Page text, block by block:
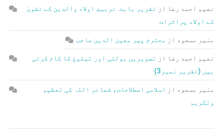
نعیم احمد رضا از تقریر بابت تربیتِ اولاد والدین کے تقویٰ
کے اولاد پراثرات
منیر مسعود از محترم پیر معین الدین صاحب
نعیم احمد رضا از تصویریں بولتی اور تبلیغ کا کام کرتی
ہیں (تقریر نمبر3)
منیر مسعود از
اسلامی اصطلاحات، شعائر اللہ کی تعظیم
وتکریم